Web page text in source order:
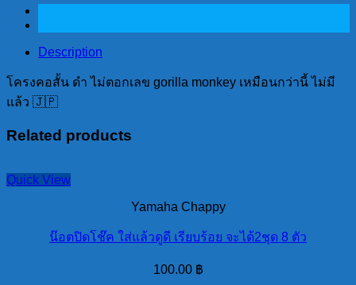
ดำ
ไม่
ตอก
gorilla
monkey
Description
โครงคอสั้น ดำ ไม่ตอกเลข gorilla monkey เหมือนกว่านี้ ไม่มี
แล้ว 🇯🇵
Related products
Quick View
Yamaha Chappy
น๊อตปิดโช๊ค ใส่แล้วดูดี เรียบร้อย จะได้2ชุด 8 ตัว
100.00 ฿